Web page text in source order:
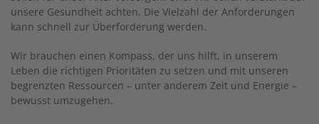
unsere Gesundheit achten. Die Vielzahl der Anforderungen
kann schnell zur Überforderung werden.
Wir brauchen einen Kompass, der uns hilft, in unserem
Leben die richtigen Prioritäten zu setzen und mit unseren
begrenzten Ressourcen – unter anderem Zeit und Energie –
bewusst umzugehen.